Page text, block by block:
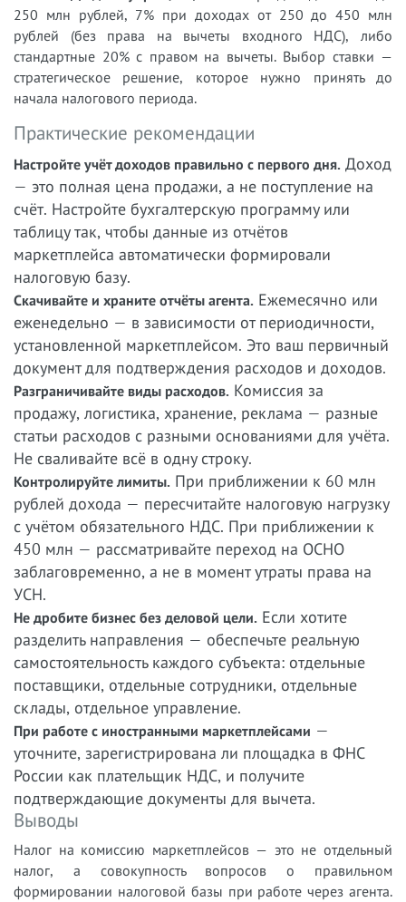
250 млн рублей, 7% при доходах от 250 до 450 млн
рублей (без права на вычеты входного НДС), либо
стандартные 20% с правом на вычеты. Выбор ставки —
стратегическое решение, которое нужно принять до
начала налогового периода.
Практические рекомендации
Настройте учёт доходов правильно с первого дня. Доход
— это полная цена продажи, а не поступление на
счёт. Настройте бухгалтерскую программу или
таблицу так, чтобы данные из отчётов
маркетплейса автоматически формировали
налоговую базу.
Скачивайте и храните отчёты агента. Ежемесячно или
еженедельно — в зависимости от периодичности,
установленной маркетплейсом. Это ваш первичный
документ для подтверждения расходов и доходов.
Разграничивайте виды расходов. Комиссия за
продажу, логистика, хранение, реклама — разные
статьи расходов с разными основаниями для учёта.
Не сваливайте всё в одну строку.
Контролируйте лимиты. При приближении к 60 млн
рублей дохода — пересчитайте налоговую нагрузку
с учётом обязательного НДС. При приближении к
450 млн — рассматривайте переход на ОСНО
заблаговременно, а не в момент утраты права на
УСН.
Не дробите бизнес без деловой цели. Если хотите
разделить направления — обеспечьте реальную
самостоятельность каждого субъекта: отдельные
поставщики, отдельные сотрудники, отдельные
склады, отдельное управление.
При работе с иностранными маркетплейсами —
уточните, зарегистрирована ли площадка в ФНС
России как плательщик НДС, и получите
подтверждающие документы для вычета.
Выводы
Налог на комиссию маркетплейсов — это не отдельный
налог, а совокупность вопросов о правильном
формировании налоговой базы при работе через агента.